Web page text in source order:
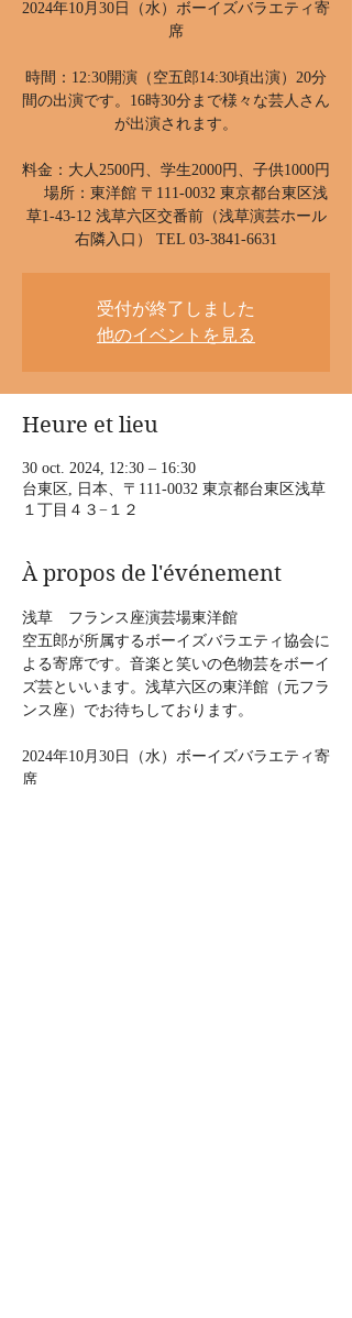
2024年10月30日（水）ボーイズバラエティ寄
席
時間：12:30開演（空五郎14:30頃出演）20分
間の出演です。16時30分まで様々な芸人さん
が出演されます。
料金：大人2500円、学生2000円、子供1000円
場所：東洋館 〒111-0032 東京都台東区浅
草1-43-12 浅草六区交番前（浅草演芸ホール
右隣入口） TEL 03-3841-6631
受付が終了しました
他のイベントを見る
Heure et lieu
30 oct. 2024, 12:30 – 16:30
台東区, 日本、〒111-0032 東京都台東区浅草
１丁目４３−１２
À propos de l'événement
浅草　フランス座演芸場東洋館
空五郎が所属するボーイズバラエティ協会に
よる寄席です。音楽と笑いの色物芸をボーイ
ズ芸といいます。浅草六区の東洋館（元フラ
ンス座）でお待ちしております。
2024年10月30日（水）ボーイズバラエティ寄
席